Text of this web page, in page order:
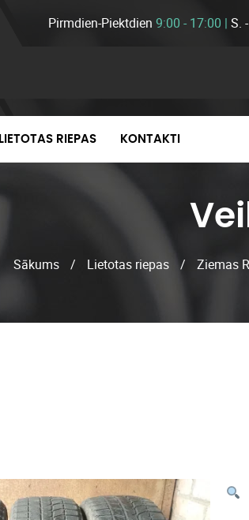
Pirmdien-Piektdien 9:00 - 17:00 | S. -
LIETOTAS RIEPAS KONTAKTI
Sākums / Lietotas riepas / Ziemas